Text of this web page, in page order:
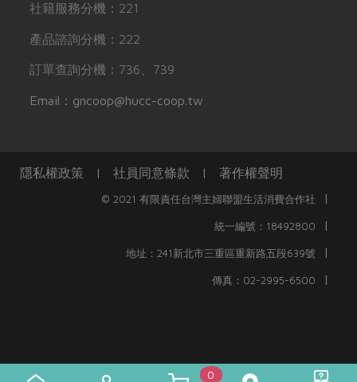
社籍服務分機：221
產品諮詢分機：222
訂單查詢分機：736、739
Email：gncoop@hucc-coop.tw
隱私權政策 | 社員同意條款 | 著作權聲明
© 2021 有限責任台灣主婦聯盟生活消費合作社 |
統一編號：18492800 |
地址：241新北市三重區重新路五段639號 |
傳真：02-2995-6500 |
0